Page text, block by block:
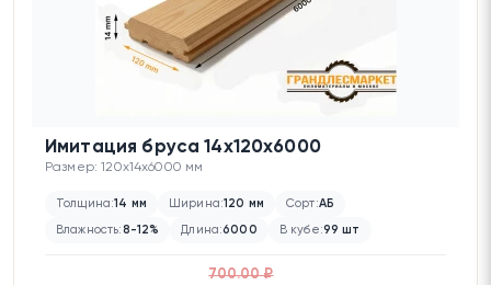
Имитация бруса 14х120х6000
Размер: 120x14x6000 мм
Толщина:14 мм Ширина:120 мм Сорт:АБ
Влажность:8-12% Длина:6000 В кубе:99 шт
700.00 ₽